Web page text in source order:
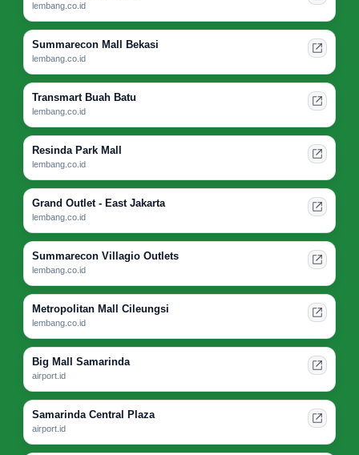
lembang.co.id
Summarecon Mall Bekasi
lembang.co.id
Transmart Buah Batu
lembang.co.id
Resinda Park Mall
lembang.co.id
Grand Outlet - East Jakarta
lembang.co.id
Summarecon Villagio Outlets
lembang.co.id
Metropolitan Mall Cileungsi
lembang.co.id
Big Mall Samarinda
airport.id
Samarinda Central Plaza
airport.id